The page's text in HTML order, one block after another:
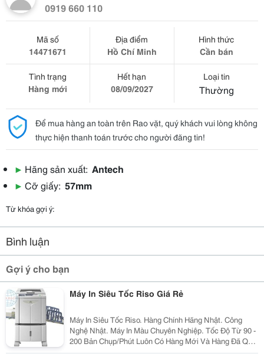
0919 660 110
Mã số
14471671
Địa điểm
Hồ Chí Minh
Hình thức
Cần bán
Tình trạng
Hàng mới
Hết hạn
08/09/2027
Loại tin
Thường
Để mua hàng an toàn trên Rao vặt, quý khách vui lòng không
thực hiện thanh toán trước cho người đăng tin!
▶ Hãng sản xuất: Antech
▶ Cỡ giấy: 57mm
Từ khóa gợi ý:
Bình luận
Gợi ý cho bạn
Máy In Siêu Tốc Riso Giá Rẻ
Máy In Siêu Tốc Riso. Hàng Chính Hãng Nhật. Công
Nghệ Nhật. Máy In Màu Chuyên Nghiệp. Tốc Độ Từ 90 -
200 Bản Chụp/Phút Luôn Có Hàng Mới Và Hàng Đã Qua
Sử Dụng. Tuổi Thọ Vật Tư Siêu Bền